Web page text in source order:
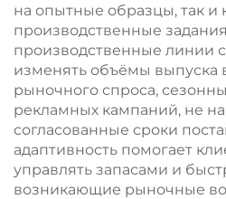
на опытные образцы, так
производственные
производственные линии
изменять объёмы выпуска
рыночного спроса,
рекламных кампаний, не
согласованные сроки
адаптивность помогает
управлять запасами и
возникающие рыночные